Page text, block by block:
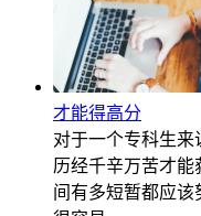
才能得高分
对于一个专科生来
历经千辛万苦才
间有多短暂都应该